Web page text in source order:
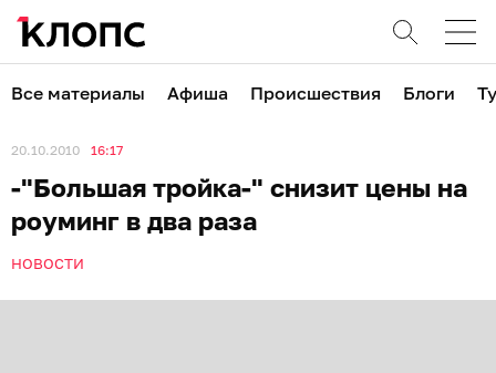
Все материалы Афиша Происшествия Блоги
20.10.2010 16:17
-"Большая тройка-" снизит цены на
роуминг в два раза
НОВОСТИ